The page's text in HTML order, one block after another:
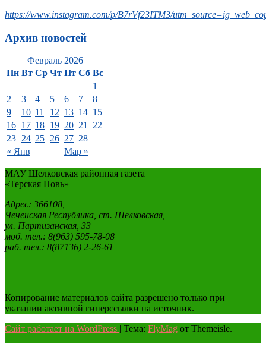
https://www.instagram.com/p/B7rVf23ITM3/
Архив новостей
Февраль 2026
Пн Вт Ср Чт Пт Сб Вс
« Янв Мар »
1
2
3 4 5 6 7
8
9
10 11 12 13 14 15
16 17 18 19 20 21
22
23 24 25 26 27 28
МАУ Шелковская районная газета
«Терская Новь»
Адрес: 366108,
Чеченская Республика, ст. Шелковская,
ул. Партизанская, 33
моб. тел.: 8(963) 595-78-08
раб. тел.: 8(87136) 2-26-61
Копирование материалов сайта разрешено только при
указании активной гиперссылки на источник.
Сайт работает на WordPress | Тема: FlyMag от Themeisle.